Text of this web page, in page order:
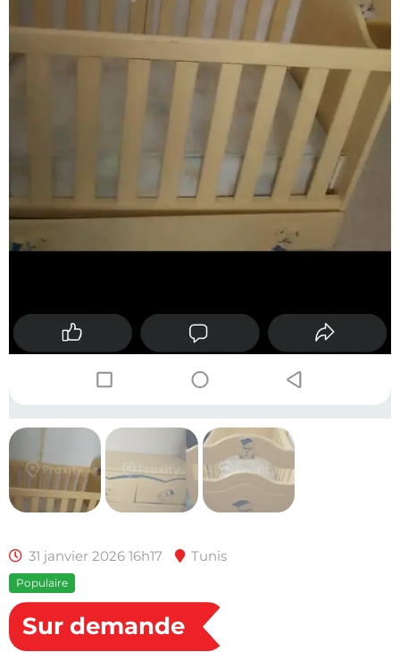
31 janvier 2026 16h17 Tunis
Populaire
Sur demande